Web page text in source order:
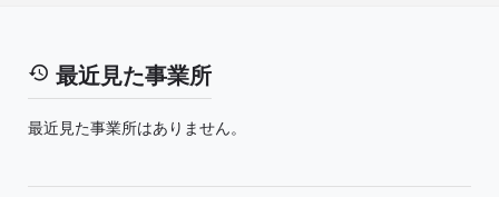
最近見た事業所
最近見た事業所はありません。